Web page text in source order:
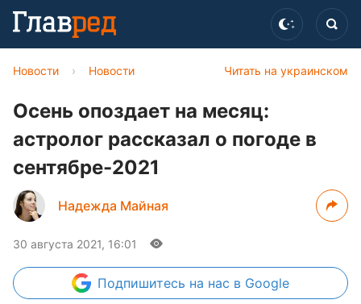
Читать на украинском
Новости › Новости
Осень опоздает на месяц:
астролог рассказал о погоде в
сентябре-2021
Надежда Майная
30 августа 2021, 16:01
Подпишитесь на нас в Google